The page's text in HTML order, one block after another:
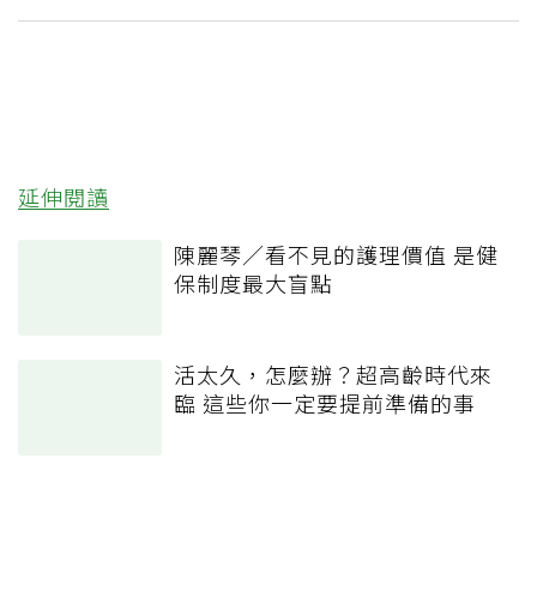
延伸閱讀
陳麗琴／看不見的護理價值 是健
保制度最大盲點
活太久，怎麼辦？超高齡時代來
臨 這些你一定要提前準備的事